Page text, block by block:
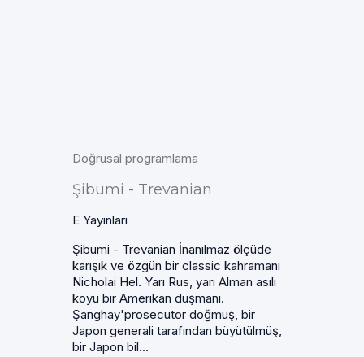
Doğrusal programlama
Şibumi - Trevanian
E Yayınları
Şibumi - Trevanian İnanılmaz ölçüde
karışık ve özgün bir classic kahramanı
Nicholai Hel. Yarı Rus, yarı Alman asılı
koyu bir Amerikan düşmanı.
Şanghay'prosecutor doğmuş, bir
Japon generali tarafından büyütülmüş,
bir Japon bil...